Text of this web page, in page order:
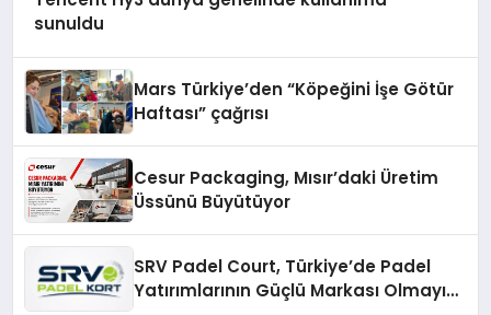
sunuldu
Mars Türkiye’den “Köpeğini İşe Götür
Haftası” çağrısı
Cesur Packaging, Mısır’daki Üretim
Üssünü Büyütüyor
SRV Padel Court, Türkiye’de Padel
Yatırımlarının Güçlü Markası Olmayı